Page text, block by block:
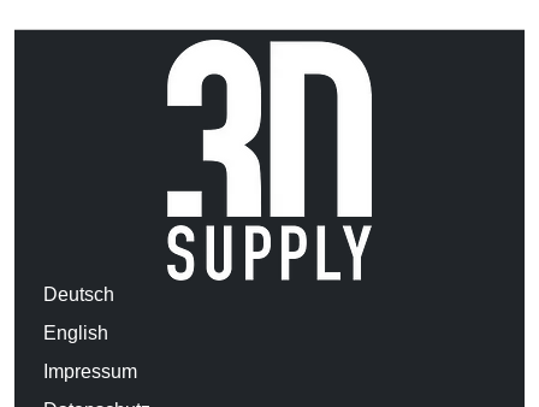
Deutsch
English
Impressum